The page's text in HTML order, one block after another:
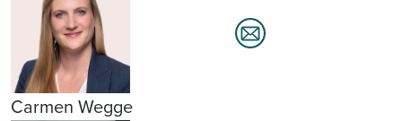
Carmen Wegge